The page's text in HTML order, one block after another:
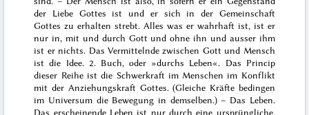
der Liebe Gottes ist und er sich in der Gemeinschaft
Gottes zu erhalten strebt. Alles was er wahrhaft ist, ist er
nur in, mit und durch Gott und ohne ihn und ausser ihm
ist er nichts. Das Vermittelnde zwischen Gott und Mensch
ist die Idee. 2. Buch, oder »durchs Leben«. Das Princip
dieser Reihe ist die Schwerkraft im Menschen im Konflikt
mit der Anziehungskraft Gottes. (Gleiche Kräfte bedingen
im Universum die Bewegung in demselben.) – Das Leben.
Das erscheinende Leben ist nur durch eine ursprüngliche,